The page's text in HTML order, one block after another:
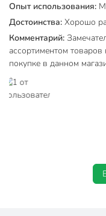
Опыт использования:
Достоинства: Хорошо
Комментарий:
ассортиментом
покупке в данном